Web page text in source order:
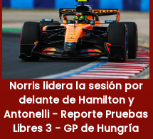
Norris lidera la sesión por
delante de Hamilton y
Antonelli - Reporte Pruebas
Libres 3 - GP de Hungría